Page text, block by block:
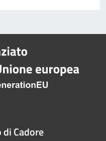
Cadore